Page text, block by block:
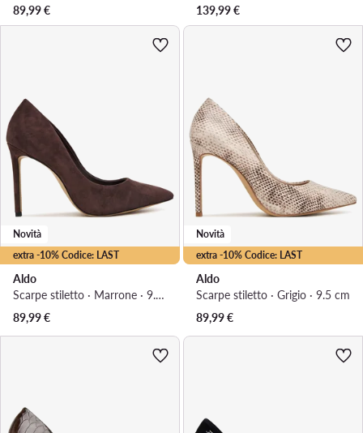
89,99€
139,99€
extra -10% Codice: LAST
Novità
Aldo
Scarpe stiletto · Marrone · 9.5 cm
89,99€
extra -10% Codice: LAST
Novità
Aldo
Scarpe stiletto · Grigio · 9.5 cm
89,99€